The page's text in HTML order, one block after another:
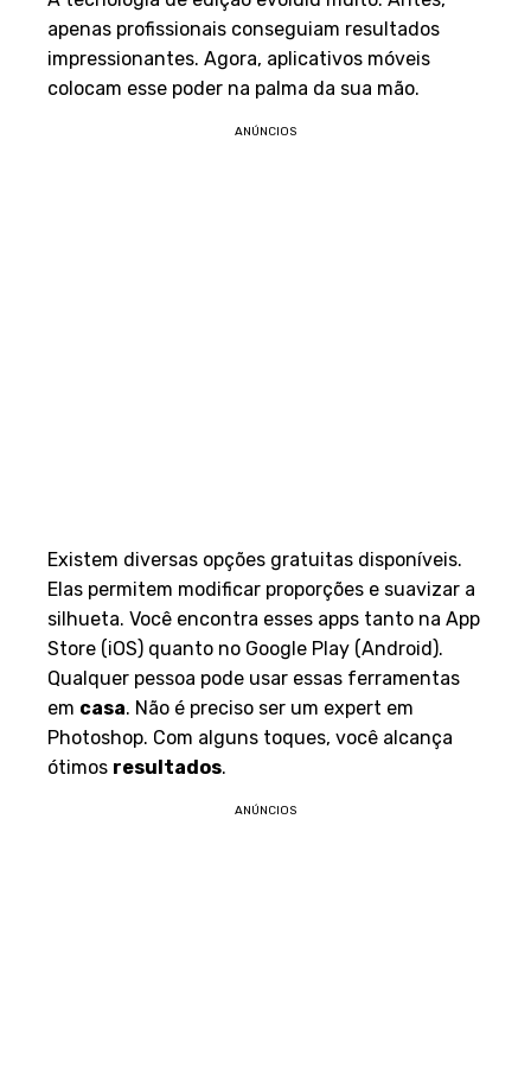
apenas profissionais conseguiam resultados
impressionantes. Agora, aplicativos móveis
colocam esse poder na palma da sua mão.
ANÚNCIOS
Existem diversas opções gratuitas disponíveis.
Elas permitem modificar proporções e suavizar a
silhueta. Você encontra esses apps tanto na App
Store (iOS) quanto no Google Play (Android).
Qualquer pessoa pode usar essas ferramentas
em casa. Não é preciso ser um expert em
Photoshop. Com alguns toques, você alcança
ótimos resultados.
ANÚNCIOS